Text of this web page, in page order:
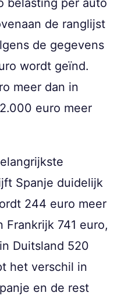
belasting per auto
de ranglijst
de gegevens
wordt geïnd.
meer dan in
euro meer
Spanje duidelijk
244 euro meer
741 euro,
Duitsland 520
het verschil in
en de rest